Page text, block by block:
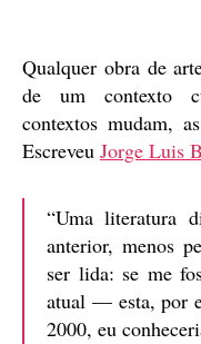
Qualquer obra de
de um contexto
contextos mudam,
Escreveu Jorge Luis
“Uma literatura
anterior, menos
ser lida: se me
atual — esta, por
2000, eu